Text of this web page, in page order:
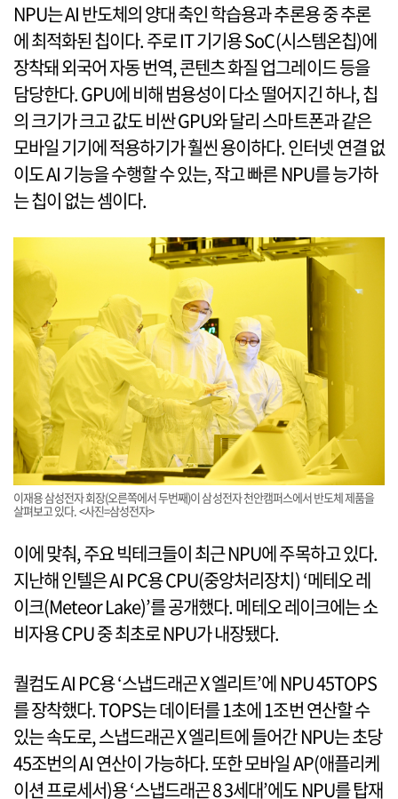
NPU는 AI 반도체의 양대 축인 학습용과 추론용 중 추론
에 최적화된 칩이다. 주로 IT 기기용 SoC(시스템온칩)에
장착돼 외국어 자동 번역, 콘텐츠 화질 업그레이드 등을
담당한다. GPU에 비해 범용성이 다소 떨어지긴 하나, 칩
의 크기가 크고 값도 비싼 GPU와 달리 스마트폰과 같은
모바일 기기에 적용하기가 훨씬 용이하다. 인터넷 연결 없
이도 AI 기능을 수행할 수 있는, 작고 빠른 NPU를 능가하
는 칩이 없는 셈이다.
이재용 삼성전자 회장(오른쪽에서 두번째)이 삼성전자 천안캠퍼스에서 반도체 제품을
살펴보고 있다. <사진=삼성전자>
이에 맞춰, 주요 빅테크들이 최근 NPU에 주목하고 있다.
지난해 인텔은 AI PC용 CPU(중앙처리장치) ‘메테오 레
이크(Meteor Lake)’를 공개했다. 메테오 레이크에는 소
비자용 CPU 중 최초로 NPU가 내장됐다.
퀄컴도 AI PC용 ‘스냅드래곤 X 엘리트’에 NPU 45TOPS
를 장착했다. TOPS는 데이터를 1초에 1조번 연산할 수
있는 속도로, 스냅드래곤 X 엘리트에 들어간 NPU는 초당
45조번의 AI 연산이 가능하다. 또한 모바일 AP(애플리케
이션 프로세서)용 ‘스냅드래곤 8 3세대’에도 NPU를 탑재